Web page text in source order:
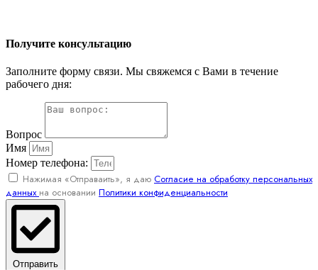
Получите консультацию
Заполните форму связи. Мы свяжемся с Вами в течение
рабочего дня:
Вопрос
Имя
Номер телефона:
Нажимая «Отправаить», я даю Согласие на обработку персональных
данных на основании Политики конфиденциальности
Отправить